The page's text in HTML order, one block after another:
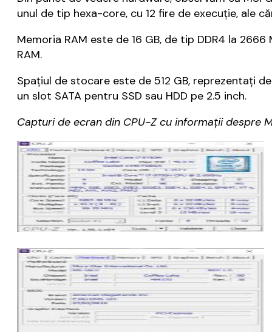
unul de tip hexa-core, cu 12 fire de execuție, ale
Memoria RAM este de 16 GB, de tip DDR4 la
RAM.
Spațiul de stocare este de 512 GB, reprezentați
un slot SATA pentru SSD sau HDD pe 2.5 inch.
Capturi de ecran din CPU-Z cu informații despre